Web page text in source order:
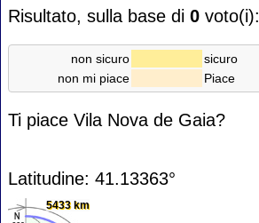
Risultato, sulla base di 0 voto(i):
non sicuro
sicuro
non mi piace
Piace
Ti piace Vila Nova de Gaia?
Latitudine: 41.13363°
5433 km